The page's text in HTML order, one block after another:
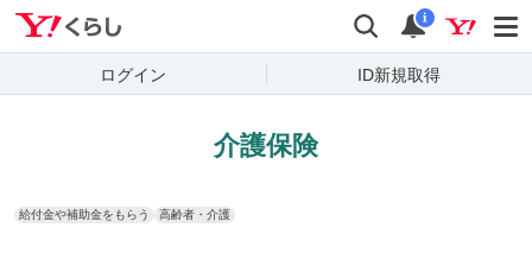
検索 通知
i
ログイン ID新規取得
介護保険
給付金や補助金をもらう 高齢者・介護